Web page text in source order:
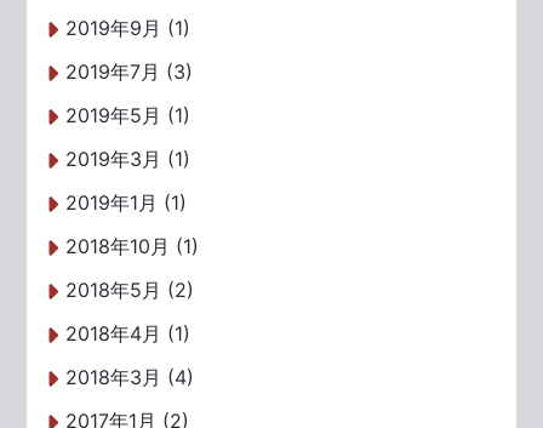
2019年9月 (1)
2019年7月 (3)
2019年5月 (1)
2019年3月 (1)
2019年1月 (1)
2018年10月 (1)
2018年5月 (2)
2018年4月 (1)
2018年3月 (4)
2017年1月 (2)